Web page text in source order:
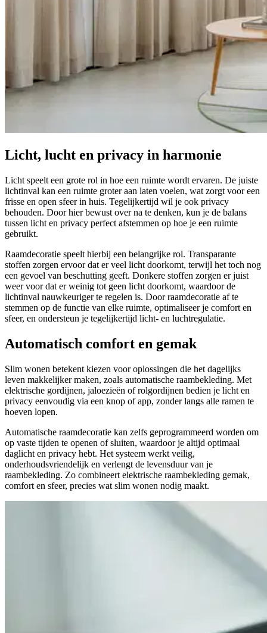
Licht, lucht en privacy in harmonie
Licht speelt een grote rol in hoe een ruimte wordt ervaren. De juiste
lichtinval kan een ruimte groter aan laten voelen, wat zorgt voor een
frisse en open sfeer in huis. Tegelijkertijd wil je ook privacy
behouden. Door hier bewust over na te denken, kun je de balans
tussen licht en privacy perfect afstemmen op hoe je een ruimte
gebruikt.
Raamdecoratie speelt hierbij een belangrijke rol. Transparante
stoffen zorgen ervoor dat er veel licht doorkomt, terwijl het toch nog
een gevoel van beschutting geeft. Donkere stoffen zorgen er juist
weer voor dat er weinig tot geen licht doorkomt, waardoor de
lichtinval nauwkeuriger te regelen is. Door raamdecoratie af te
stemmen op de functie van elke ruimte, optimaliseer je comfort en
sfeer, en ondersteun je tegelijkertijd licht- en luchtregulatie.
Automatisch comfort en gemak
Slim wonen betekent kiezen voor oplossingen die het dagelijks
leven makkelijker maken, zoals automatische raambekleding. Met
elektrische gordijnen, jaloezieën of rolgordijnen bedien je licht en
privacy eenvoudig via een knop of app, zonder langs alle ramen te
hoeven lopen.
Automatische raamdecoratie kan zelfs geprogrammeerd worden om
op vaste tijden te openen of sluiten, waardoor je altijd optimaal
daglicht en privacy hebt. Het systeem werkt veilig,
onderhoudsvriendelijk en verlengt de levensduur van je
raambekleding. Zo combineert elektrische raambekleding gemak,
comfort en sfeer, precies wat slim wonen nodig maakt.